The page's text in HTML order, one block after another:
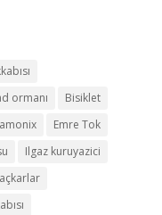
ormanı
Bisiklet
Emre Tok
Ilgaz kuruyazici